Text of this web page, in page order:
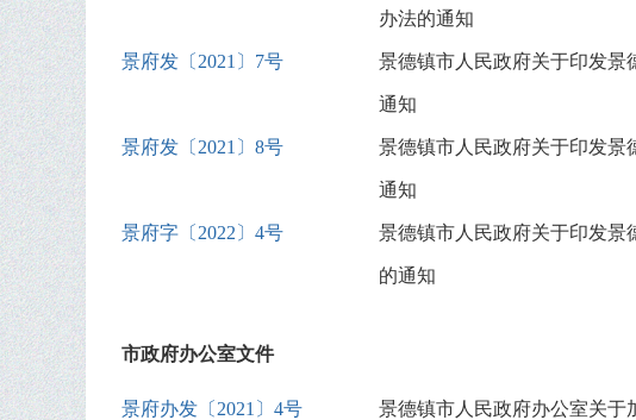
办法的通知
景府发〔2021〕7号 景德镇市人民政府关于印发景
通知
景府发〔2021〕8号 景德镇市人民政府关于印发景
通知
景府字〔2022〕4号 景德镇市人民政府关于印发景
的通知
市政府办公室文件
景府办发〔2021〕4号 景德镇市人民政府办公室关于